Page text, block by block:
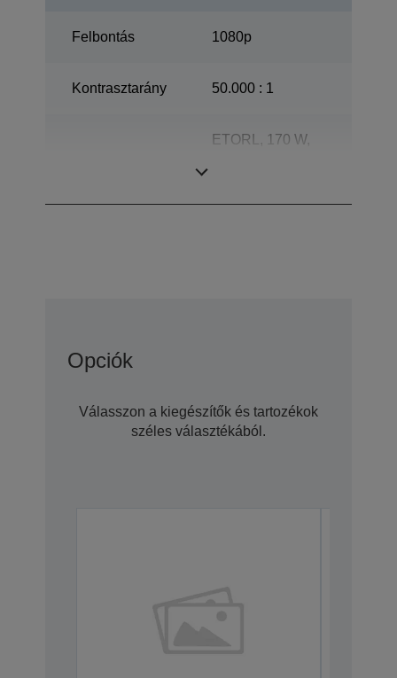
Felbontás 1080p
Kontrasztarány 50.000 : 1
ETORL, 170 W,
Opciók
Válasszon a kiegészítők és tartozékok
széles választékából.